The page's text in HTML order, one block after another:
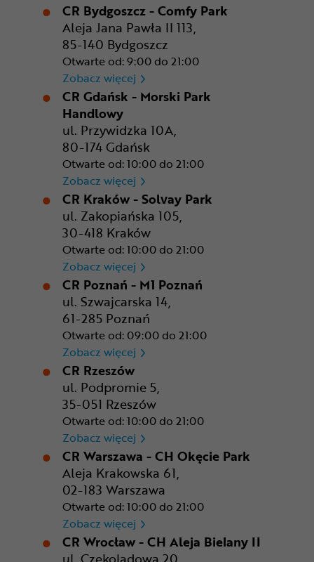
CR Bydgoszcz - Comfy Park
Aleja Jana Pawła II 113,
85-140 Bydgoszcz
Otwarte od: 9:00 do 21:00
Zobacz więcej CR Bydgoszcz - Comfy Park
CR Gdańsk - Morski Park
Handlowy
ul. Przywidzka 10A,
80-174 Gdańsk
Otwarte od: 10:00 do 21:00
Zobacz więcej CR Gdańsk - Morski Park
CR Kraków - Solvay Park
ul. Zakopiańska 105,
30-418 Kraków
Otwarte od: 10:00 do 21:00
Zobacz więcej CR Kraków - Solvay Park
CR Poznań - M1 Poznań
ul. Szwajcarska 14,
61-285 Poznań
Otwarte od: 09:00 do 21:00
Zobacz więcej CR Poznań - M1 Poznań
CR Rzeszów
ul. Podpromie 5,
35-051 Rzeszów
Otwarte od: 10:00 do 21:00
Zobacz więcej CR Rzeszów
CR Warszawa - CH Okęcie Park
Aleja Krakowska 61,
02-183 Warszawa
Otwarte od: 10:00 do 21:00
Zobacz więcej CR Warszawa - CH Okęcie
CR Wrocław - CH Aleja Bielany II
ul. Czekoladowa 20,